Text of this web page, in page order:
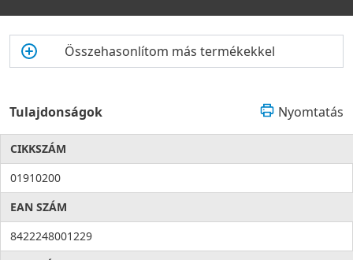
Összehasonlítom más termékekkel
Tulajdonságok Nyomtatás
CIKKSZÁM
01910200
EAN SZÁM
8422248001229